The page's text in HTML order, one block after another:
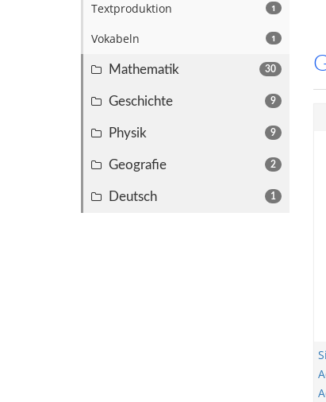
1
Textproduktion
1
Vokabeln
30
Mathematik
9
Geschichte
9
Physik
2
Geografie
1
Deutsch